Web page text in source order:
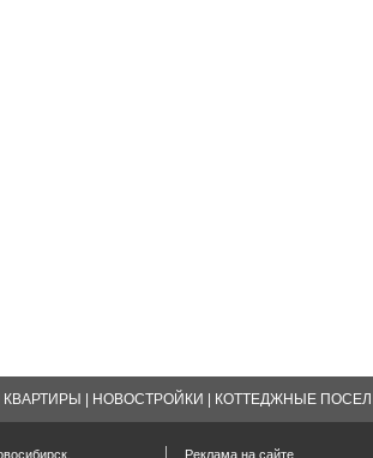
КВАРТИРЫ НОВОСТРОЙКИ КОТТЕДЖНЫЕ
Реклама на сайте